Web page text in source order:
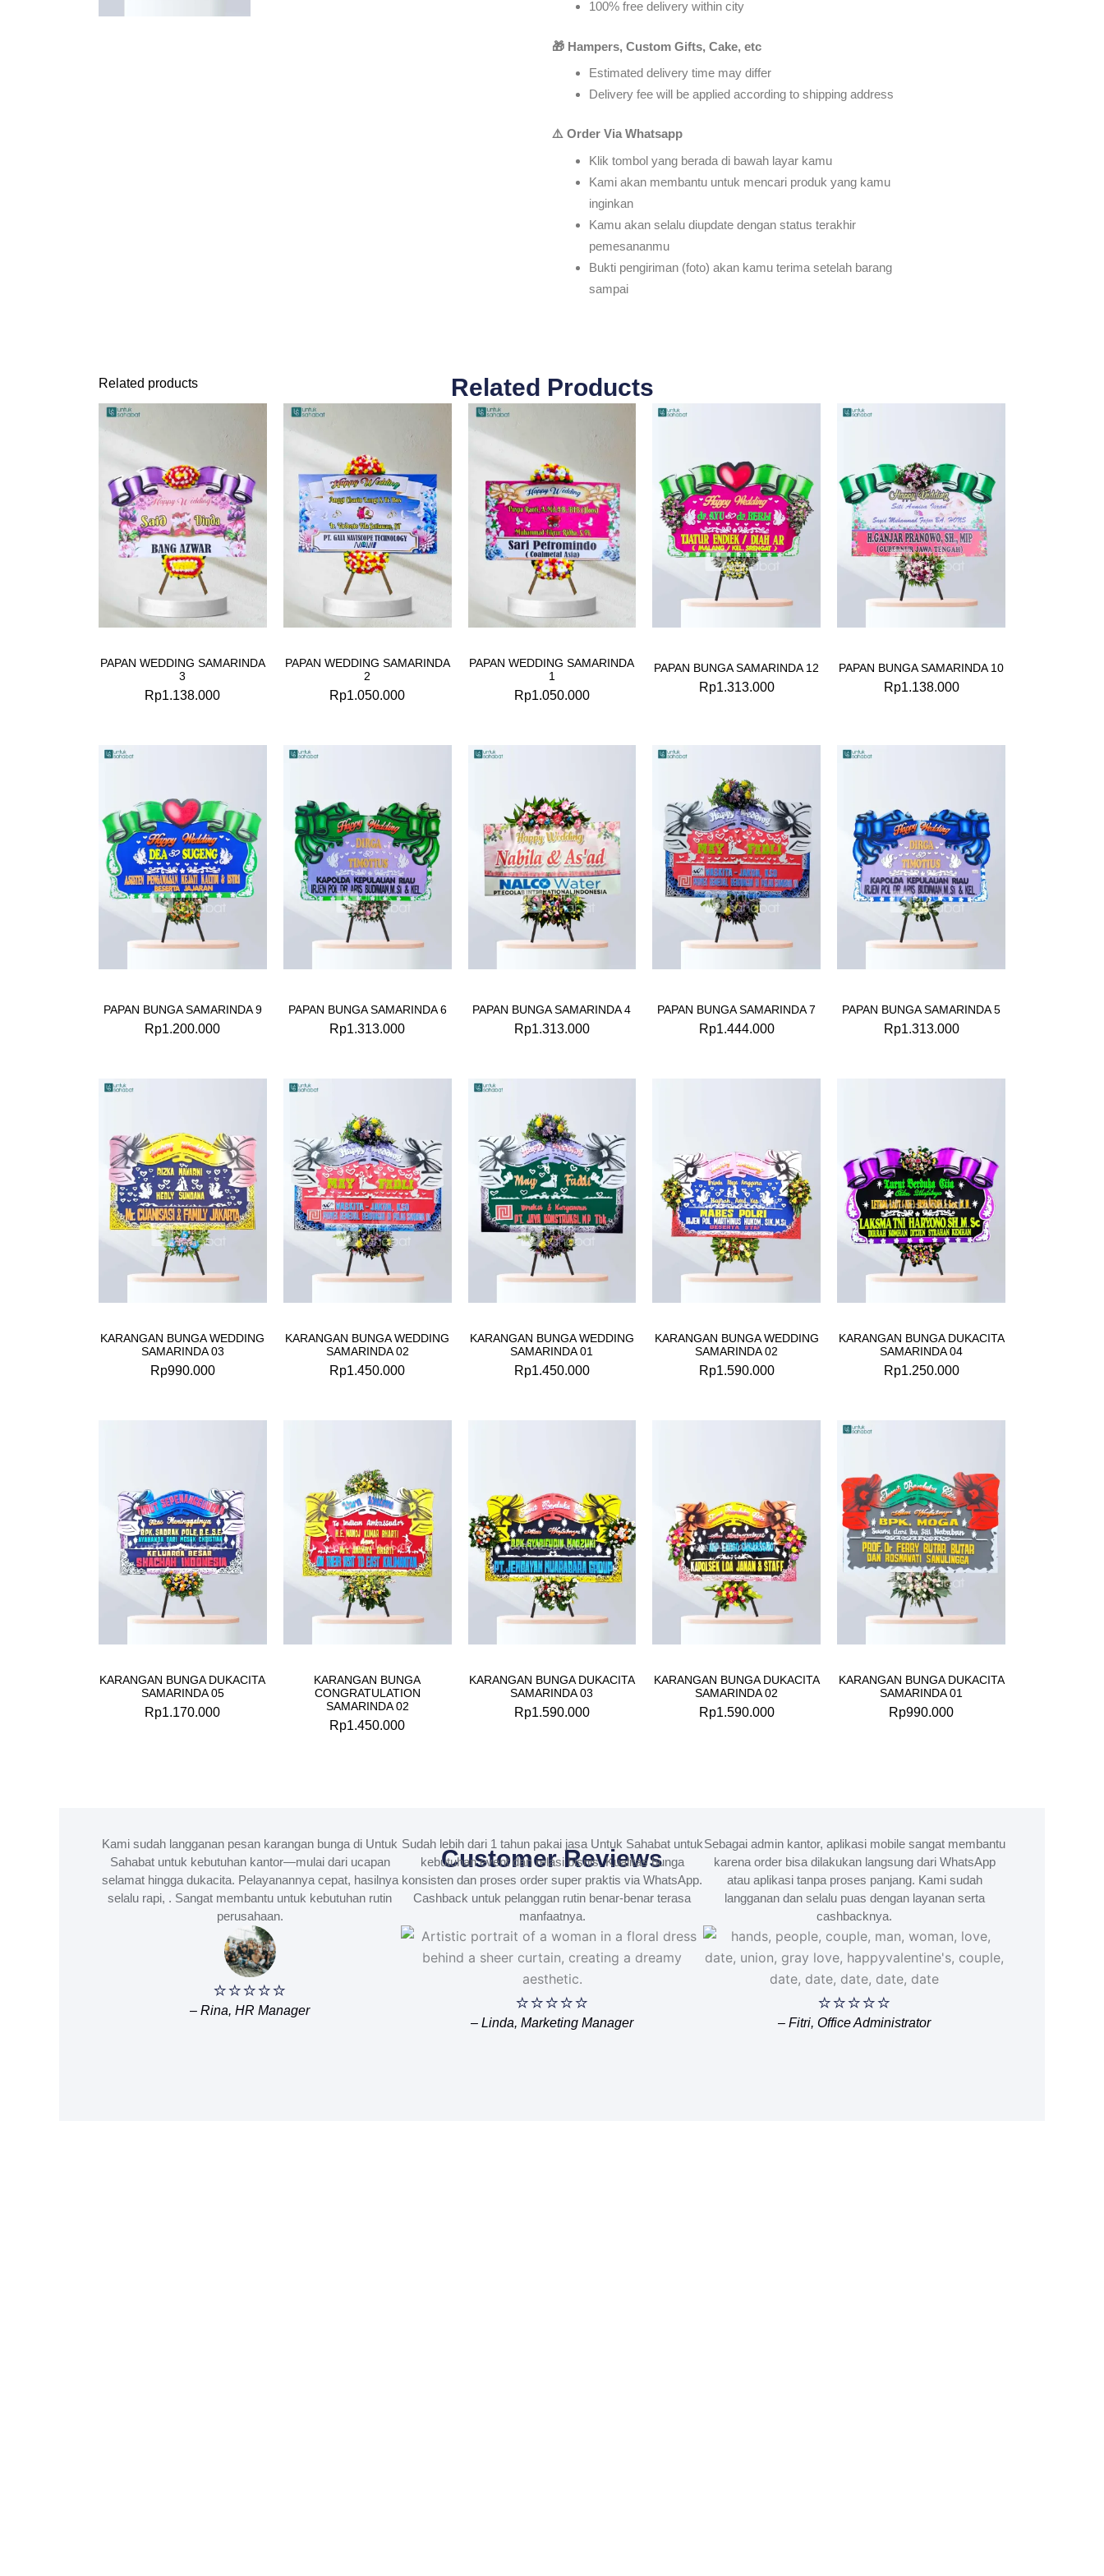
100% free delivery within city
🎁 Hampers, Custom Gifts, Cake, etc
Estimated delivery time may differ
Delivery fee will be applied according to shipping address
⚠️ Order Via Whatsapp
Klik tombol yang berada di bawah layar kamu
Kami akan membantu untuk mencari produk yang kamu
inginkan
Kamu akan selalu diupdate dengan status terakhir
pemesananmu
Bukti pengiriman (foto) akan kamu terima setelah barang
sampai
Related Products
Related products
PAPAN WEDDING SAMARINDA
3
Rp1.138.000
PAPAN WEDDING SAMARINDA
2
Rp1.050.000
PAPAN WEDDING SAMARINDA
1
Rp1.050.000
PAPAN BUNGA SAMARINDA 12
Rp1.313.000
PAPAN BUNGA SAMARINDA 10
Rp1.138.000
PAPAN BUNGA SAMARINDA 9
Rp1.200.000
PAPAN BUNGA SAMARINDA 6
Rp1.313.000
PAPAN BUNGA SAMARINDA 4
Rp1.313.000
PAPAN BUNGA SAMARINDA 7
Rp1.444.000
PAPAN BUNGA SAMARINDA 5
Rp1.313.000
KARANGAN BUNGA WEDDING
SAMARINDA 03
Rp990.000
KARANGAN BUNGA WEDDING
SAMARINDA 02
Rp1.450.000
KARANGAN BUNGA WEDDING
SAMARINDA 01
Rp1.450.000
KARANGAN BUNGA WEDDING
SAMARINDA 02
Rp1.590.000
KARANGAN BUNGA DUKACITA
SAMARINDA 04
Rp1.250.000
KARANGAN BUNGA DUKACITA
SAMARINDA 05
Rp1.170.000
KARANGAN BUNGA
CONGRATULATION
SAMARINDA 02
Rp1.450.000
KARANGAN BUNGA DUKACITA
SAMARINDA 03
Rp1.590.000
KARANGAN BUNGA DUKACITA
SAMARINDA 02
Rp1.590.000
KARANGAN BUNGA DUKACITA
SAMARINDA 01
Rp990.000
Customer Reviews
Kami sudah langganan pesan karangan bunga di Untuk
Sahabat untuk kebutuhan kantor—mulai dari ucapan
selamat hingga dukacita. Pelayanannya cepat, hasilnya
selalu rapi, . Sangat membantu untuk kebutuhan rutin
perusahaan.
⭐⭐⭐⭐⭐
– Rina, HR Manager
Sudah lebih dari 1 tahun pakai jasa Untuk Sahabat untuk
kebutuhan event dan relasi bisnis. Kualitas bunga
konsisten dan proses order super praktis via WhatsApp.
Cashback untuk pelanggan rutin benar-benar terasa
manfaatnya.
⭐⭐⭐⭐⭐
– Linda, Marketing Manager
Sebagai admin kantor, aplikasi mobile sangat membantu
karena order bisa dilakukan langsung dari WhatsApp
atau aplikasi tanpa proses panjang. Kami sudah
langganan dan selalu puas dengan layanan serta
cashbacknya.
⭐⭐⭐⭐⭐
– Fitri, Office Administrator